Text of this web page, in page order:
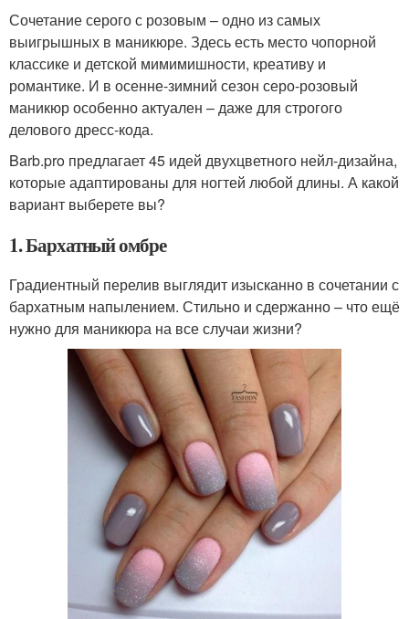
Сочетание серого с розовым – одно из самых
выигрышных в маникюре. Здесь есть место чопорной
классике и детской мимимишности, креативу и
романтике. И в осенне-зимний сезон серо-розовый
маникюр особенно актуален – даже для строгого
делового дресс-кода.
Barb.pro предлагает 45 идей двухцветного нейл-дизайна,
которые адаптированы для ногтей любой длины. А какой
вариант выберете вы?
1. Бархатный омбре
Градиентный перелив выглядит изысканно в сочетании с
бархатным напылением. Стильно и сдержанно – что ещё
нужно для маникюра на все случаи жизни?